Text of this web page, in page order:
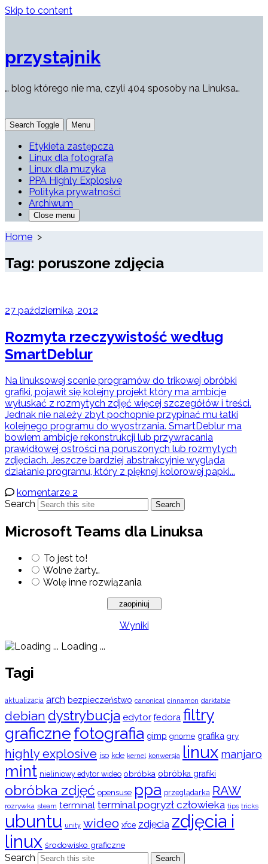
Skip to content
przystajnik
… blog którego nie ma, czyli 404 sposoby na Linuksa…
Search Toggle Menu
Etykieta zastępcza
Linux dla fotografa
Linux dla muzyka
PPA Highly Explosive
Polityka prywatności
Archiwum
Close menu
Home >
Tag: poruszone zdjęcia
27 października, 2012
Rozmyta rzeczywistość według
SmartDeblur
Na linuksowej scenie programów do trikowej obróbki
grafiki, pojawił się kolejny projekt który ma ambicje
wyłuskać z rozmytych zdjęć więcej szczegółów i treści.
Jednak nie należy zbyt pochopnie przypinać mu łatki
kolejnego programu do wyostrzania. SmartDeblur ma
bowiem ambicje rekonstrukcji lub przywracania
prawidłowej ostrości na poruszonych lub rozmytych
zdjęciach. Jeszcze bardziej abstrakcyjnie wygląda
działanie programu, który z pięknej kolorowej papki...
komentarze 2
Search
Search
Microsoft Teams dla Linuksa
To jest to!
Wolne żarty…
Wolę inne rozwiązania
Wyniki
Loading ...
Tagi
aktualizacja arch bezpieczeństwo canonical cinnamon darktable
debian dystrybucja edytor fedora filtry
graficznefotografia gimp gnome grafika gry
highly explosive iso kde kernel konwersja linux manjaro
mint nieliniowy edytor wideo obróbka obróbka grafiki
obróbka zdjęć opensuse ppa przeglądarka RAW
rozrywka steam terminal terminal pogryzł człowieka tips tricks
ubuntu unity wideo xfce zdjęcia zdjęcia i
linux środowisko graficzne
Search Search